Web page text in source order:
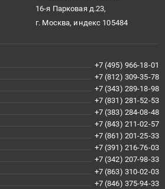
16-я Парковая д.23,
г. Москва, индекс 105484
+7 (495) 966-18-01
+7 (812) 309-35-78
+7 (343) 289-18-98
+7 (831) 281-52-53
+7 (383) 284-08-48
+7 (843) 211-02-57
+7 (861) 201-25-33
+7 (391) 216-76-03
+7 (342) 207-98-33
+7 (863) 310-02-03
+7 (846) 375-94-33